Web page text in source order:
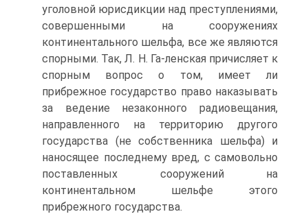
уголовной юрисдикции над преступлениями,
совершенными на сооружениях
континентального шельфа, все же являются
спорными. Так, Л. Н. Га-ленская причисляет к
спорным вопрос о том, имеет ли
прибрежное государство право наказывать
за ведение незаконного радиовещания,
направленного на территорию другого
государства (не собственника шельфа) и
наносящее последнему вред, с самовольно
поставленных сооружений на
континентальном шельфе этого
прибрежного государства.